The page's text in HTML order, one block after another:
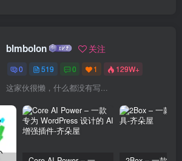
blmbolon 关注
0 519 0 1 129W+
这家伙很懒，什么都没有写...